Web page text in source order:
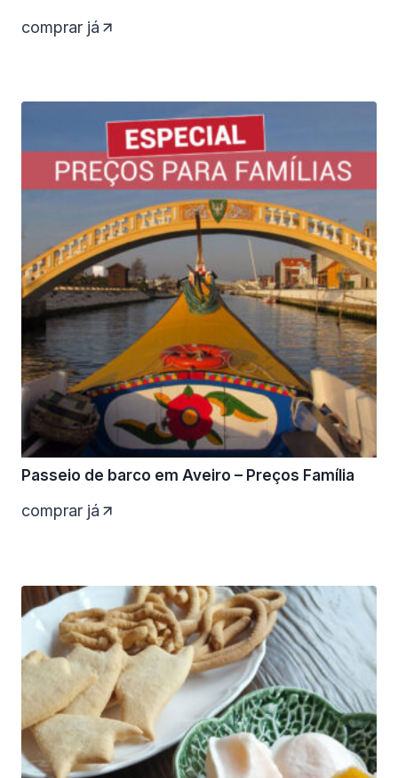
comprar já
Passeio de barco em Aveiro – Preços Família
comprar já